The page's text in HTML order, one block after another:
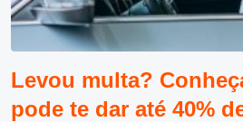
Levou multa?
pode te dar até 40%